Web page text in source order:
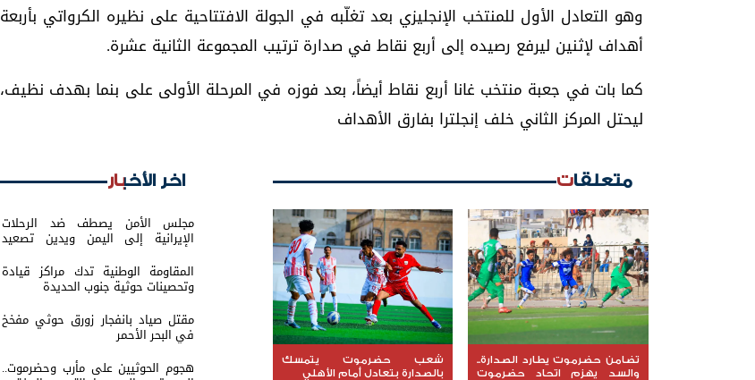
وهو التعادل الأول للمنتخب الإنجليزي بعد تغلّبه في الجولة الافتتاحية على نظيره الكرواتي بأربعة
أهداف لإثنين ليرفع رصيده إلى أربع نقاط في صدارة ترتيب المجموعة الثانية عشرة.
كما بات في جعبة منتخب غانا أربع نقاط أيضاً، بعد فوزه في المرحلة الأولى على بنما بهدف نظيف،
ليحتل المركز الثاني خلف إنجلترا بفارق الأهداف
متعلقات
تضامن حضرموت يطارد الصدارة..
والسد يهزم اتحاد حضرموت
شعب حضرموت يتمسك
بالصدارة بتعادل أمام الأهلي
اخر الأخبار
مجلس الأمن يصطف ضد الرحلات
الإيرانية إلى اليمن ويدين تصعيد
الحوثيين
المقاومة الوطنية تدك مراكز قيادة
وتحصينات حوثية جنوب الحديدة
مقتل صياد بانفجار زورق حوثي مفخخ
في البحر الأحمر
هجوم الحوثيين على مأرب وحضرموت..